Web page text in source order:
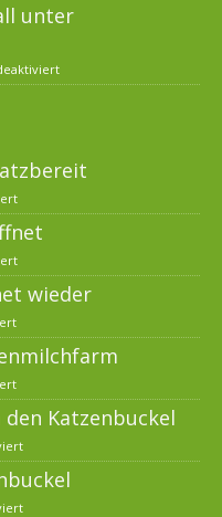
unter
wieder
den Katzenbuckel